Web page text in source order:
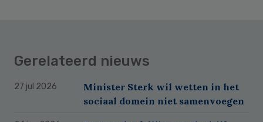
Gerelateerd nieuws
27 jul 2026
Minister Sterk wil wetten in het
sociaal domein niet samenvoegen